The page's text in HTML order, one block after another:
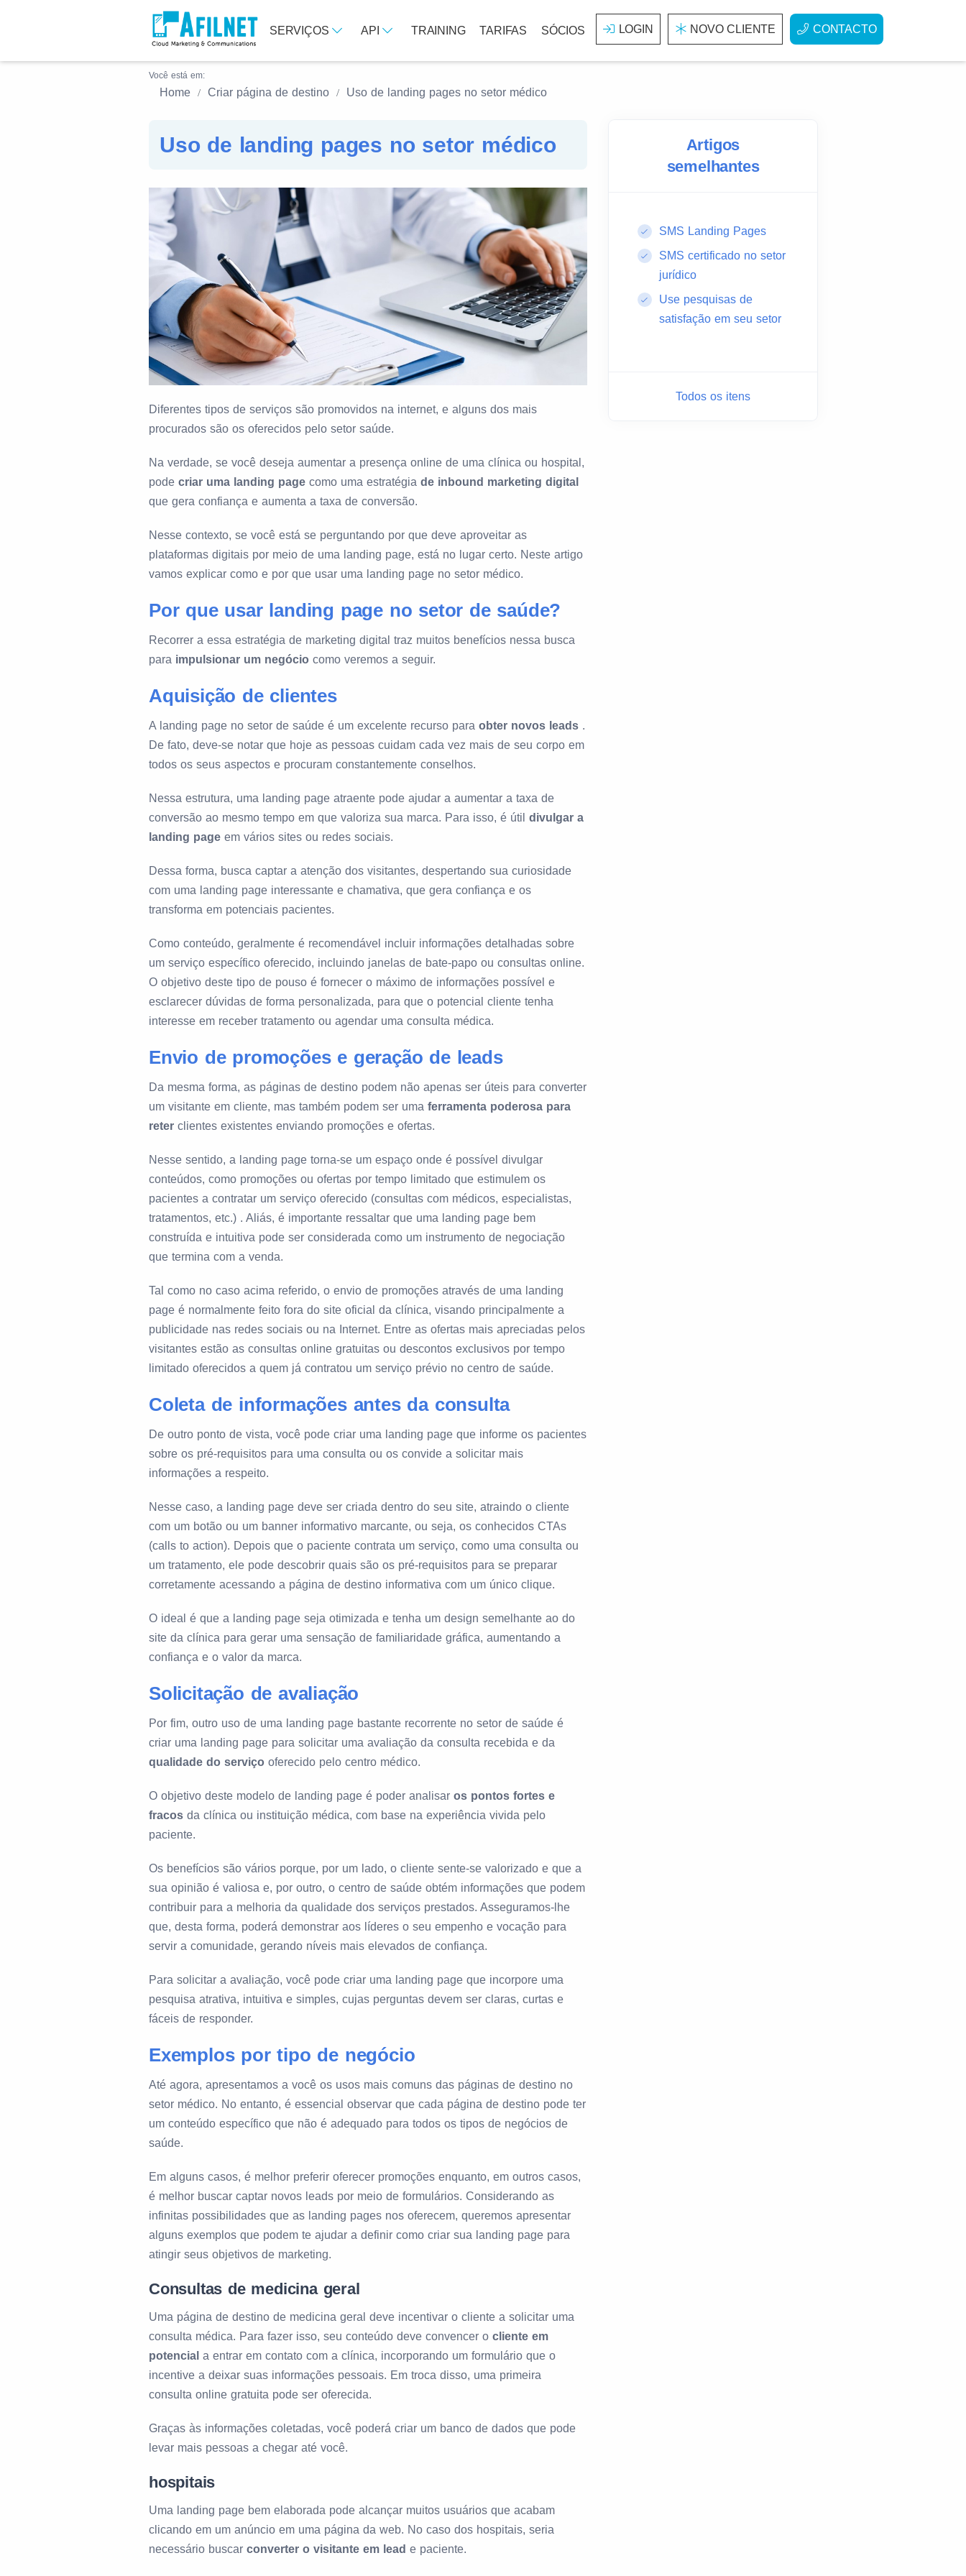
SERVIÇOS API TRAINING TARIFAS SÓCIOS LOGIN NOVO CLIENTE CONTACTO
Você está em:
Home Criar página de destino Uso de landing pages no setor médico
Uso de landing pages no setor médico
Diferentes tipos de serviços são promovidos na internet, e alguns dos mais
procurados são os oferecidos pelo setor saúde.
Na verdade, se você deseja aumentar a presença online de uma clínica ou hospital,
pode criar uma landing page como uma estratégia de inbound marketing digital
que gera confiança e aumenta a taxa de conversão.
Nesse contexto, se você está se perguntando por que deve aproveitar as
plataformas digitais por meio de uma landing page, está no lugar certo. Neste artigo
vamos explicar como e por que usar uma landing page no setor médico.
Por que usar landing page no setor de saúde?
Recorrer a essa estratégia de marketing digital traz muitos benefícios nessa busca
para impulsionar um negócio como veremos a seguir.
Aquisição de clientes
A landing page no setor de saúde é um excelente recurso para obter novos leads .
De fato, deve-se notar que hoje as pessoas cuidam cada vez mais de seu corpo em
todos os seus aspectos e procuram constantemente conselhos.
Nessa estrutura, uma landing page atraente pode ajudar a aumentar a taxa de
conversão ao mesmo tempo em que valoriza sua marca. Para isso, é útil divulgar a
landing page em vários sites ou redes sociais.
Dessa forma, busca captar a atenção dos visitantes, despertando sua curiosidade
com uma landing page interessante e chamativa, que gera confiança e os
transforma em potenciais pacientes.
Como conteúdo, geralmente é recomendável incluir informações detalhadas sobre
um serviço específico oferecido, incluindo janelas de bate-papo ou consultas online.
O objetivo deste tipo de pouso é fornecer o máximo de informações possível e
esclarecer dúvidas de forma personalizada, para que o potencial cliente tenha
interesse em receber tratamento ou agendar uma consulta médica.
Envio de promoções e geração de leads
Da mesma forma, as páginas de destino podem não apenas ser úteis para converter
um visitante em cliente, mas também podem ser uma ferramenta poderosa para
reter clientes existentes enviando promoções e ofertas.
Nesse sentido, a landing page torna-se um espaço onde é possível divulgar
conteúdos, como promoções ou ofertas por tempo limitado que estimulem os
pacientes a contratar um serviço oferecido (consultas com médicos, especialistas,
tratamentos, etc.) . Aliás, é importante ressaltar que uma landing page bem
construída e intuitiva pode ser considerada como um instrumento de negociação
que termina com a venda.
Tal como no caso acima referido, o envio de promoções através de uma landing
page é normalmente feito fora do site oficial da clínica, visando principalmente a
publicidade nas redes sociais ou na Internet. Entre as ofertas mais apreciadas pelos
visitantes estão as consultas online gratuitas ou descontos exclusivos por tempo
limitado oferecidos a quem já contratou um serviço prévio no centro de saúde.
Coleta de informações antes da consulta
De outro ponto de vista, você pode criar uma landing page que informe os pacientes
sobre os pré-requisitos para uma consulta ou os convide a solicitar mais
informações a respeito.
Nesse caso, a landing page deve ser criada dentro do seu site, atraindo o cliente
com um botão ou um banner informativo marcante, ou seja, os conhecidos CTAs
(calls to action). Depois que o paciente contrata um serviço, como uma consulta ou
um tratamento, ele pode descobrir quais são os pré-requisitos para se preparar
corretamente acessando a página de destino informativa com um único clique.
O ideal é que a landing page seja otimizada e tenha um design semelhante ao do
site da clínica para gerar uma sensação de familiaridade gráfica, aumentando a
confiança e o valor da marca.
Solicitação de avaliação
Por fim, outro uso de uma landing page bastante recorrente no setor de saúde é
criar uma landing page para solicitar uma avaliação da consulta recebida e da
qualidade do serviço oferecido pelo centro médico.
O objetivo deste modelo de landing page é poder analisar os pontos fortes e
fracos da clínica ou instituição médica, com base na experiência vivida pelo
paciente.
Os benefícios são vários porque, por um lado, o cliente sente-se valorizado e que a
sua opinião é valiosa e, por outro, o centro de saúde obtém informações que podem
contribuir para a melhoria da qualidade dos serviços prestados. Asseguramos-lhe
que, desta forma, poderá demonstrar aos líderes o seu empenho e vocação para
servir a comunidade, gerando níveis mais elevados de confiança.
Para solicitar a avaliação, você pode criar uma landing page que incorpore uma
pesquisa atrativa, intuitiva e simples, cujas perguntas devem ser claras, curtas e
fáceis de responder.
Exemplos por tipo de negócio
Até agora, apresentamos a você os usos mais comuns das páginas de destino no
setor médico. No entanto, é essencial observar que cada página de destino pode ter
um conteúdo específico que não é adequado para todos os tipos de negócios de
saúde.
Em alguns casos, é melhor preferir oferecer promoções enquanto, em outros casos,
é melhor buscar captar novos leads por meio de formulários. Considerando as
infinitas possibilidades que as landing pages nos oferecem, queremos apresentar
alguns exemplos que podem te ajudar a definir como criar sua landing page para
atingir seus objetivos de marketing.
Consultas de medicina geral
Uma página de destino de medicina geral deve incentivar o cliente a solicitar uma
consulta médica. Para fazer isso, seu conteúdo deve convencer o cliente em
potencial a entrar em contato com a clínica, incorporando um formulário que o
incentive a deixar suas informações pessoais. Em troca disso, uma primeira
consulta online gratuita pode ser oferecida.
Graças às informações coletadas, você poderá criar um banco de dados que pode
levar mais pessoas a chegar até você.
hospitais
Uma landing page bem elaborada pode alcançar muitos usuários que acabam
clicando em um anúncio em uma página da web. No caso dos hospitais, seria
necessário buscar converter o visitante em lead e paciente.
Artigos
semelhantes
SMS Landing Pages
SMS certificado no setor
jurídico
Use pesquisas de
satisfação em seu setor
Todos os itens